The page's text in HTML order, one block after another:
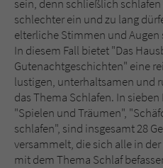
sein, denn schließlich
schlechter ein und zu lang
elterliche Stimmen und
In diesem Fall bietet "Das
Gutenachtgeschichten" eine
lustigen, unterhaltsamen und
das Thema Schlafen. In
"Spielen und Träumen",
schlafen", sind insgesamt 28
versammelt, die sich alle in
mit dem Thema Schlaf
überprüfen.